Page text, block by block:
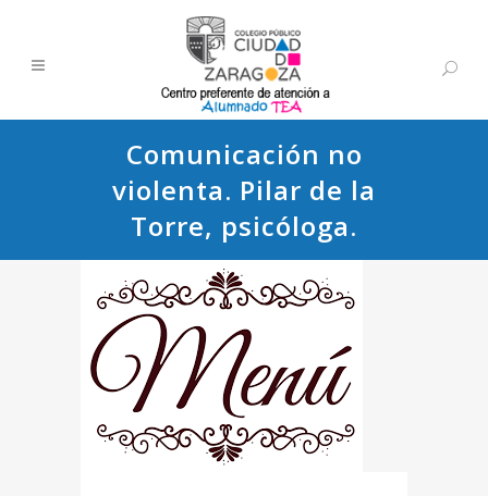
Comunicación no
violenta. Pilar de la
Torre, psicóloga.